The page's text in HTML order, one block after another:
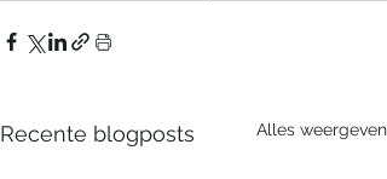
Recente blogposts Alles weergeven